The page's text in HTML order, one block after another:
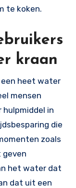
te koken.
kraan
een heet water
mensen
hulpmiddel in
die
zoals
geven
het water dat
dat uit een